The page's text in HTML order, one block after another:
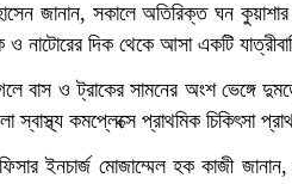
জানান, সকালে অতিরিক্ত ঘন
নাটোরের দিক থেকে আসা একটি
বাস ও ট্রাকের সামনের অংশ ভেঙ্গে
কমপ্লেক্সে প্রাথমিক চিকিৎসা
ইনচার্জ মোজাম্মেল হক কাজী জানান,